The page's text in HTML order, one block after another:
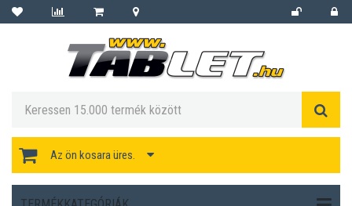
Az ön kosara üres.